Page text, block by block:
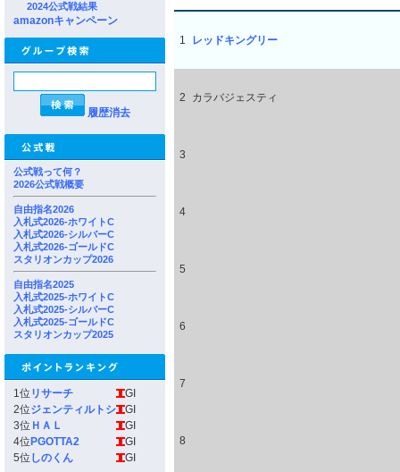
2024公式戦結果
amazonキャンペーン
履歴消去
公式戦って何？
2026公式戦概要
自由指名2026
入札式2026-ホワイトC
入札式2026-シルバーC
入札式2026-ゴールドC
スタリオンカップ2026
自由指名2025
入札式2025-ホワイトC
入札式2025-シルバーC
入札式2025-ゴールドC
スタリオンカップ2025
1位 リサーチ
GI
2位ジェンティルトシ
GI
3位 ＨＡＬ
GI
4位 PGOTTA2
GI
5位 しのくん
GI
1 レッドキングリー
2 カラバジェスティ
3
4
5
6
7
8